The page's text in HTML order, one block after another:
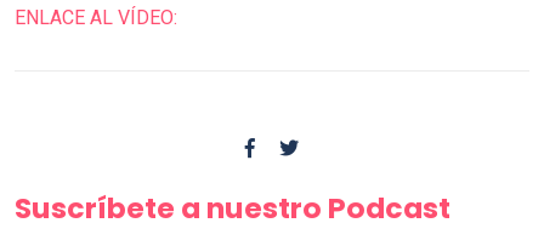
ENLACE AL VÍDEO:
Suscríbete a nuestro Podcast